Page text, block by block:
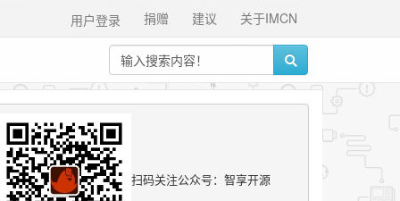
关于IMCN
建议
捐赠
用户登录
扫码关注公众号：智享开源